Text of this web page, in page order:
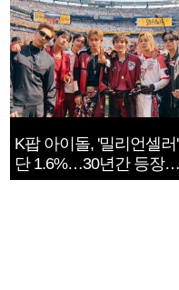
K팝 아이돌, '밀리언셀러'
단 1.6%…30년간 등장
1182개팀 전수조사